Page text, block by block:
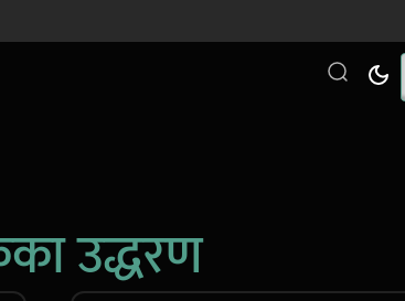
उद्धरण